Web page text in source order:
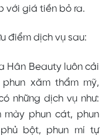
với giá tiền bỏ ra.
điểm dịch vụ sau:
Hân Beauty luôn cải
xăm thẩm mỹ,
những dịch vụ như:
phun cát, phun
bột, phun mí tự